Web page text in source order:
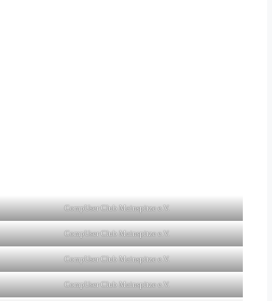
CompUser Club Mainspitze e.V.
CompUser Club Mainspitze e.V.
CompUser Club Mainspitze e.V.
CompUser Club Mainspitze e.V.